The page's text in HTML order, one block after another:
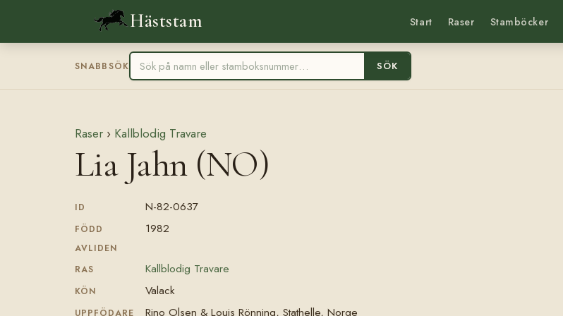
Häststam Start Raser Stamböcker
SNABBSÖK SÖK
Raser › Kallblodig Travare
Lia Jahn (NO)
ID N-82-0637
FÖDD 1982
AVLIDEN
RAS
Kallblodig Travare
KÖN Valack
UPPFÖDARE Rino Olsen & Louis Rönning, Stathelle, Norge